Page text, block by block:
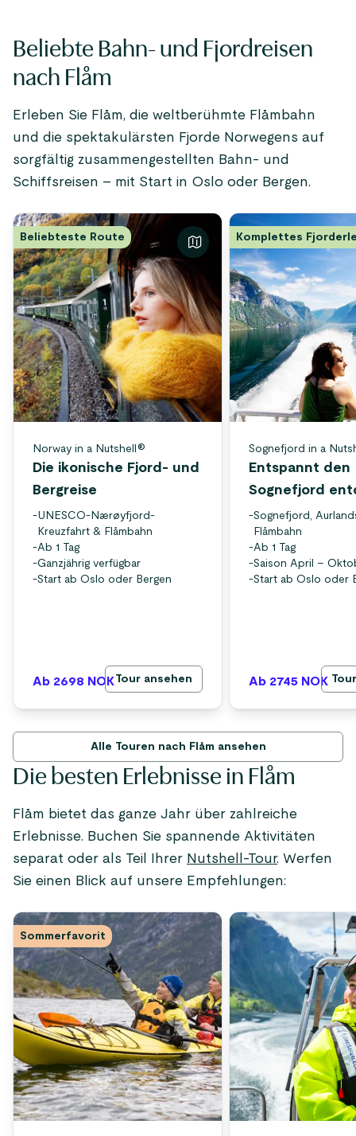
Beliebte Bahn- und Fjordreisen
nach Flåm
Erleben Sie Flåm, die weltberühmte Flåmbahn
und die spektakulärsten Fjorde Norwegens auf
sorgfältig zusammengestellten Bahn- und
Schiffsreisen – mit Start in Oslo oder Bergen.
Beliebteste Route
Norway in a Nutshell®
Die ikonische Fjord- und
Bergreise
-UNESCO-Nærøyfjord-
Kreuzfahrt & Flåmbahn
-Ab 1 Tag
-Ganzjährig verfügbar
-Start ab Oslo oder Bergen
Ab 2698 NOKTour ansehen
Komplettes
Sognefjord in a
Entspannt den
Sognefjord
-Sognefjord,
Flåmbahn
-Ab 1 Tag
-Saison April –
-Start ab Oslo oder
Ab 2745 NOK
Alle Touren nach Flåm ansehen
Die besten Erlebnisse in Flåm
Flåm bietet das ganze Jahr über zahlreiche
Erlebnisse. Buchen Sie spannende Aktivitäten
separat oder als Teil Ihrer Nutshell-Tour. Werfen
Sie einen Blick auf unsere Empfehlungen:
Sommerfavorit